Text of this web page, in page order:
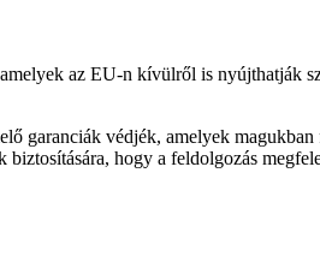
az EU-n kívülről is nyújthatják
garanciák védjék, amelyek
hogy a feldolgozás